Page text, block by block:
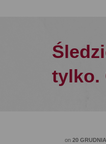
tylko.
on 20